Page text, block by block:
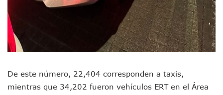
Monzón Mexicano Causará Lluvias Muy Fuertes En
Acusado De Homicidio En El Tuito Permanecerá Un Año
Descartan Riesgo De Tsunami Para Puerto Vallarta Tras
Donald Trump Asistirá A La Final Del Mundial 2026 Entre
Retiran 10 Toneladas De Macroalga En Playa De
Munguía Analiza Pedir 100 MDP De Adelanto De
Bomberas De Vallarta Asistirán A Simposio Internacional
Región Sanitaria VIII Activa Programa Para Menores Con
De este número, 22,404 corresponden a taxis,
mientras que 34,202 fueron vehículos ERT en el Área